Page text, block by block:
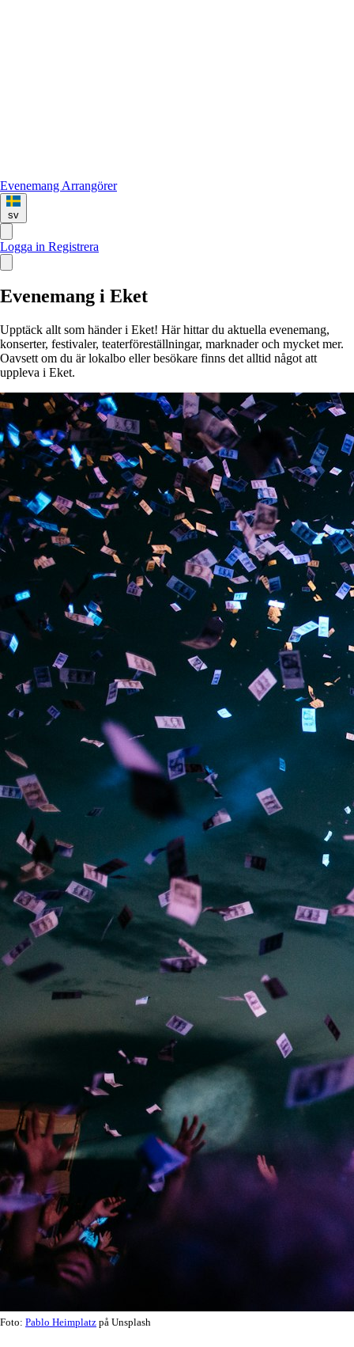
Evenemang Arrangörer
sv
Logga in Registrera
Evenemang i Eket
Upptäck allt som händer i Eket! Här hittar du aktuella evenemang,
konserter, festivaler, teaterföreställningar, marknader och mycket mer.
Oavsett om du är lokalbo eller besökare finns det alltid något att
uppleva i Eket.
Foto: Pablo Heimplatz på Unsplash